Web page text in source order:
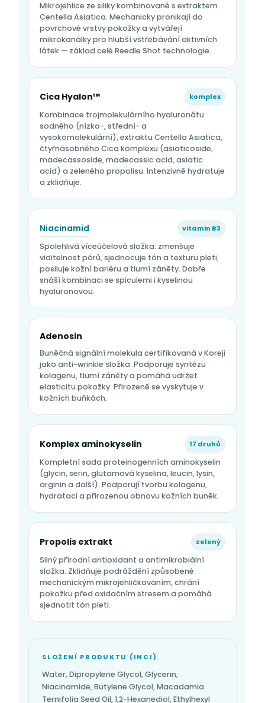
Mikrojehlice ze siliky kombinované s extraktem
Centella Asiatica. Mechanicky pronikají do
povrchové vrstvy pokožky a vytvářejí
mikrokanálky pro hlubší vstřebávání aktivních
látek — základ celé Reedle Shot technologie.
Cica Hyalon™ komplex
Kombinace trojmolekulárního hyaluronátu
sodného (nízko-, střední- a
vysokomolekulární), extraktu Centella Asiatica,
čtyřnásobného Cica komplexu (asiaticoside,
madecassoside, madecassic acid, asiatic
acid) a zeleného propolisu. Intenzivně hydratuje
a zklidňuje.
Niacinamid vitamin B3
Spolehlivá víceúčelová složka: zmenšuje
viditelnost pórů, sjednocuje tón a texturu pleti,
posiluje kožní bariéru a tlumí záněty. Dobře
snáší kombinaci se spiculemi i kyselinou
hyaluronovou.
Adenosin
Buněčná signální molekula certifikovaná v Koreji
jako anti-wrinkle složka. Podporuje syntézu
kolagenu, tlumí záněty a pomáhá udržet
elasticitu pokožky. Přirozeně se vyskytuje v
kožních buňkách.
Komplex aminokyselin 17 druhů
Kompletní sada proteinogenních aminokyselin
(glycin, serin, glutamová kyselina, leucin, lysin,
arginin a další). Podporují tvorbu kolagenu,
hydrataci a přirozenou obnovu kožních buněk.
Propolis extrakt zelený
Silný přírodní antioxidant a antimikrobiální
složka. Zklidňuje podráždění způsobené
mechanickým mikrojehličkováním, chrání
pokožku před oxidačním stresem a pomáhá
sjednotit tón pleti.
SLOŽENÍ PRODUKTU (INCI)
Water, Dipropylene Glycol, Glycerin,
Niacinamide, Butylene Glycol, Macadamia
Ternifolia Seed Oil, 1,2-Hexanediol, Ethylhexyl